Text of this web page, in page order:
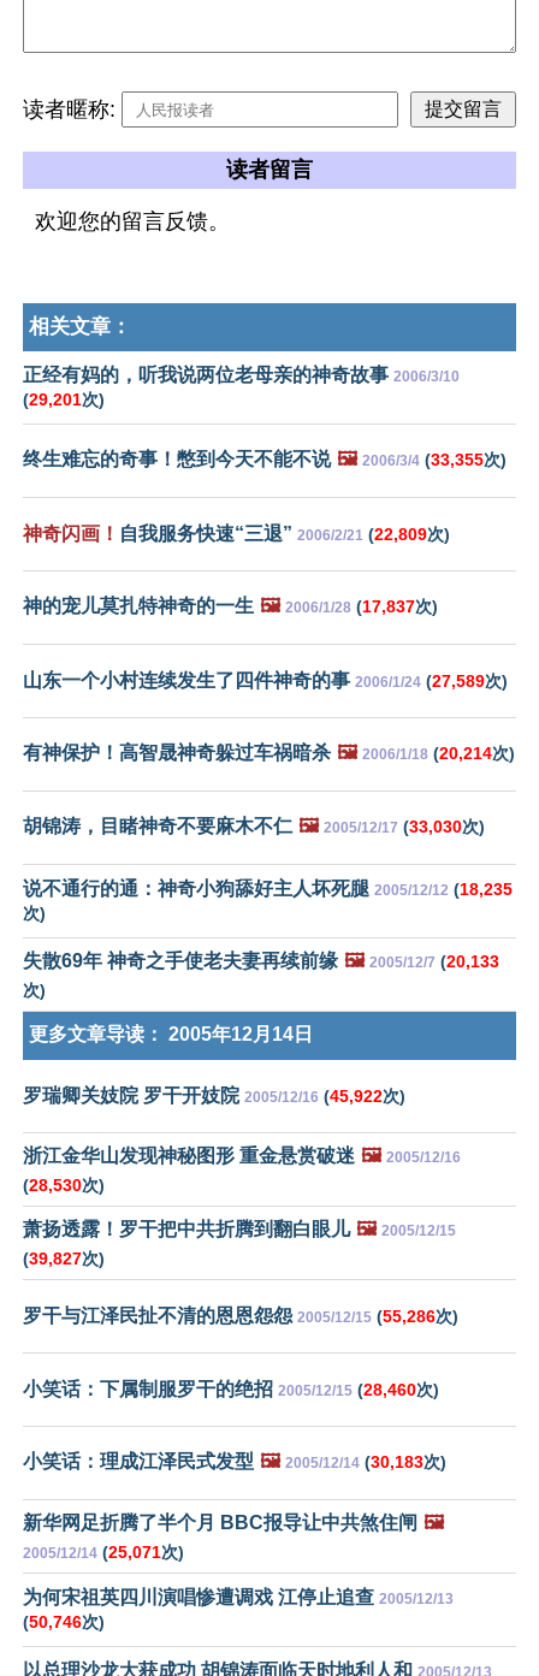
读者暱称:
读者留言
欢迎您的留言反馈。
相关文章：
正经有妈的，听我说两位老母亲的神奇故事 2006/3/10
(29,201次)
终生难忘的奇事！憋到今天不能不说 🖼️ 2006/3/4 (33,355次)
神奇闪画！ 自我服务快速“三退” 2006/2/21 (22,809次)
神的宠儿莫扎特神奇的一生 🖼️ 2006/1/28 (17,837次)
山东一个小村连续发生了四件神奇的事 2006/1/24 (27,589次)
有神保护！高智晟神奇躲过车祸暗杀 🖼️ 2006/1/18 (20,214次)
胡锦涛，目睹神奇不要麻木不仁 🖼️ 2005/12/17 (33,030次)
说不通行的通：神奇小狗舔好主人坏死腿 2005/12/12 (18,235
次)
失散69年 神奇之手使老夫妻再续前缘 🖼️ 2005/12/7 (20,133
次)
更多文章导读： 2005年12月14日
罗瑞卿关妓院 罗干开妓院 2005/12/16 (45,922次)
浙江金华山发现神秘图形 重金悬赏破迷 🖼️ 2005/12/16
(28,530次)
萧扬透露！罗干把中共折腾到翻白眼儿 🖼️ 2005/12/15
(39,827次)
罗干与江泽民扯不清的恩恩怨怨 2005/12/15 (55,286次)
小笑话：下属制服罗干的绝招 2005/12/15 (28,460次)
小笑话：理成江泽民式发型 🖼️ 2005/12/14 (30,183次)
新华网足折腾了半个月 BBC报导让中共煞住闸 🖼️
2005/12/14 (25,071次)
为何宋祖英四川演唱惨遭调戏 江停止追查 2005/12/13
(50,746次)
以总理沙龙大获成功 胡锦涛面临天时地利人和 2005/12/13